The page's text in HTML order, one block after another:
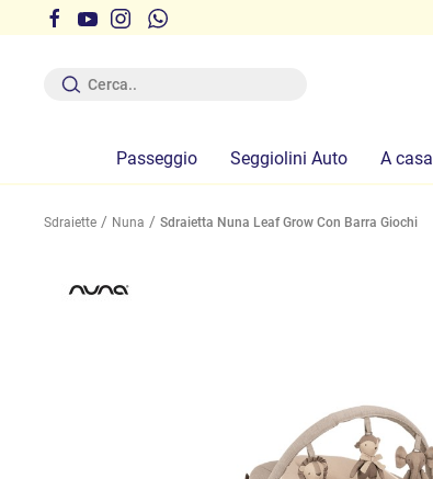
Spedizioni gratuite sopra i 29,90 euro!
Passeggio Seggiolini Auto A casa
Sdraiette Nuna Sdraietta Nuna Leaf Grow Con Barra Giochi